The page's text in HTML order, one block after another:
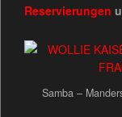
Reservierungen
Samba –